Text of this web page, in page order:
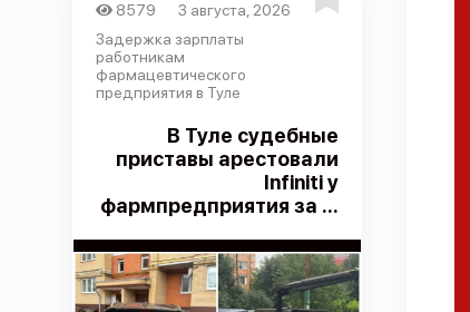
8579
3 августа, 2026
Задержка зарплаты
работникам
фармацевтического
предприятия в Туле
В Туле судебные
приставы арестовали
Infiniti у
фармпредприятия за ...